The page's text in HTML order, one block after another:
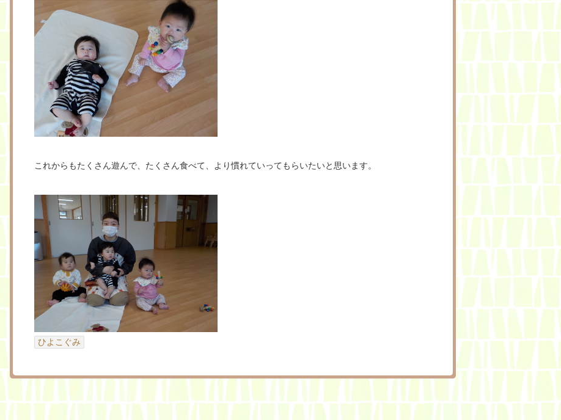
これからもたくさん遊んで、たくさん食べて、より慣れていってもらいたいと思います。
ひよこぐみ